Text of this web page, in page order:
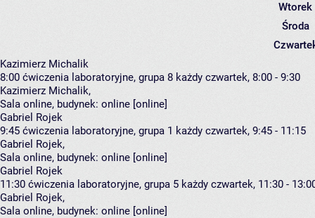
Wtorek
Środa
Kazimierz Michalik
8:00 ćwiczenia laboratoryjne, grupa 8 każdy czwartek, 8:00 - 9:30
Kazimierz Michalik,
Sala online, budynek: online [online]
Gabriel Rojek
9:45 ćwiczenia laboratoryjne, grupa 1 każdy czwartek, 9:45 - 11:15
Gabriel Rojek,
Sala online, budynek: online [online]
Gabriel Rojek
11:30 ćwiczenia laboratoryjne, grupa 5 każdy czwartek, 11:30 -
Gabriel Rojek,
Sala online, budynek: online [online]